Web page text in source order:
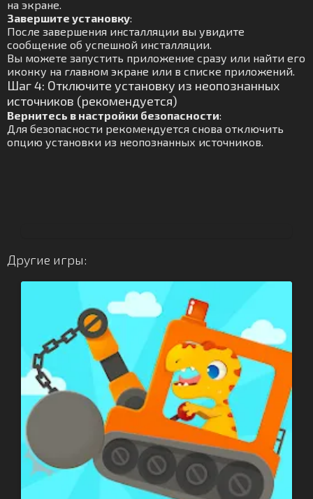
на экране.
Завершите установку:
После завершения инсталляции вы увидите
сообщение об успешной инсталляции.
Вы можете запустить приложение сразу или найти его
иконку на главном экране или в списке приложений.
Шаг 4: Отключите установку из неопознанных
источников (рекомендуется)
Вернитесь в настройки безопасности:
Для безопасности рекомендуется снова отключить
опцию установки из неопознанных источников.
Другие игры: